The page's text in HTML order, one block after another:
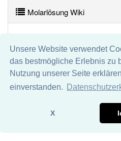
Unsere Website verwendet
das bestmögliche Erlebnis zu
Nutzung unserer Seite
einverstanden.
X
Ausnahmen
DAS:2Ausnahmen
PowerIndex:2
Häufigkeit: 2 von 10
Molarlösung Wiki
Wir übernehmen keine
Richtigkeit und Vollständigkeit